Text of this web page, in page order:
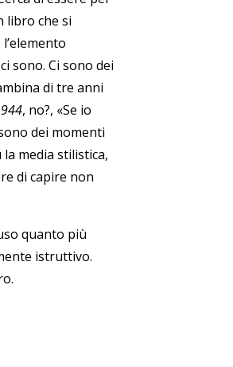
libro che si
sono. Ci sono dei
di tre anni
, no?, «Se io
dei momenti
media stilistica,
di capire non
quanto più
istruttivo.